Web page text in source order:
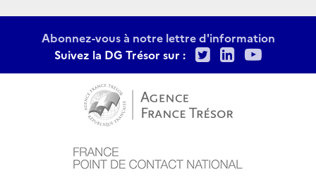
Abonnez-vous à notre lettre d'information
Suivez la DG Trésor sur :
TwitterLinkedIn